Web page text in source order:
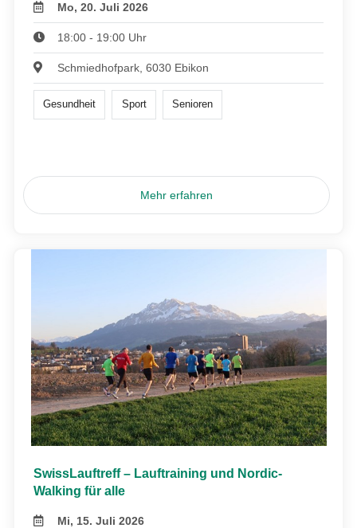
Mo, 20. Juli 2026
18:00 - 19:00 Uhr
Schmiedhofpark, 6030 Ebikon
Gesundheit Sport Senioren
Mehr erfahren
SwissLauftreff – Lauftraining und Nordic-
Walking für alle
Mi, 15. Juli 2026